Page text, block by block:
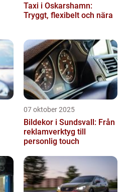
Taxi i Oskarshamn:
Tryggt, flexibelt och nära
07 oktober 2025
Bildekor i Sundsvall: Från
reklamverktyg till
personlig touch